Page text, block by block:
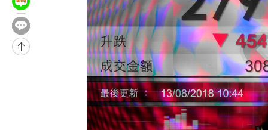
-15681초 전 >
[속보]이 대통령, '호우피해' 안동·의성 관할 4개 면 특별재난
선포
-15644초 전 >
[단독]중수청 지원 검사들, 정원 초과 시 낮은 계급 임용…희망
갈 수도
-13615초 전 >
낮 최고 37도 찜통더위…곳곳 소나기·강원 많은 비[내일날씨]
-11921초 전 >
SK하이닉스, 용인·청주 팹에 54조 투자…"AI 메모리 수요 선
여자배구 이재영·이다영 자매, 아제르바이잔 투란VC 입단
외국인 심판 성 접대 7경기 들여다보니…한국 축구 '5승 2무'
[속보]코스닥, 2.86포인트(0.36%) 내린 798.81마감
[속보]코스피, 6200선 약보합…0.60% 내린 6258.77에 마쳐